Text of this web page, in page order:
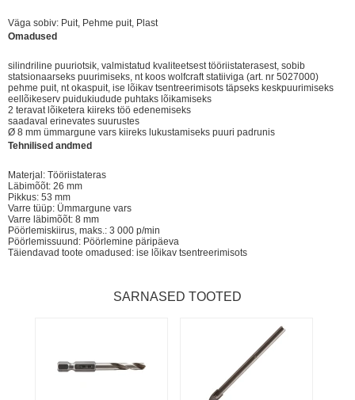
Väga sobiv: Puit, Pehme puit, Plast
Omadused
silindriline puuriotsik, valmistatud kvaliteetsest tööriistaterasest, sobib
statsionaarseks puurimiseks, nt koos wolfcraft statiiviga (art. nr 5027000)
pehme puit, nt okaspuit, ise lõikav tsentreerimisots täpseks keskpuurimiseks
eellõikeserv puidukiudude puhtaks lõikamiseks
2 teravat lõiketera kiireks töö edenemiseks
saadaval erinevates suurustes
Ø 8 mm ümmargune vars kiireks lukustamiseks puuri padrunis
Tehnilised andmed
Materjal: Tööriistateras
Läbimõõt: 26 mm
Pikkus: 53 mm
Varre tüüp: Ümmargune vars
Varre läbimõõt: 8 mm
Pöörlemiskiirus, maks.: 3 000 p/min
Pöörlemissuund: Pöörlemine päripäeva
Täiendavad toote omadused: ise lõikav tsentreerimisots
SARNASED TOOTED